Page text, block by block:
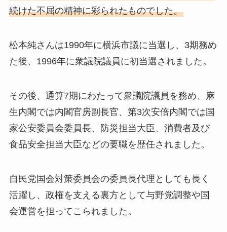
続けた不屈の精神に彩られたものでした。
松本純さんは1990年に横浜市議に当選し、3期務め
た後、1996年に衆議院議員に初当選されました。
その後、通算7期にわたって衆議院議員を務め、麻
生内閣では内閣官房副長官、第3次安倍内閣では国
家公安委員会委員長、防災担当大臣、消費者及び
食品安全担当大臣などの要職を歴任されました。
自民党国会対策委員会の委員長代理としても長く
活躍し、政権を支える裏方として与野党調整や国
会運営を担ってこられました。